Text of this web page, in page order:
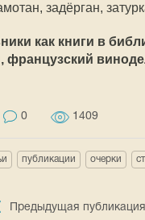
задёрган,
как книги в
французский
0 1409
публикации очерки
Предыдущая публикация